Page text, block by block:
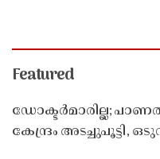
Featured
ഡോക്ടർമാരില്ല;
കേന്ദ്രം അടച്ചുപൂട്ടി,